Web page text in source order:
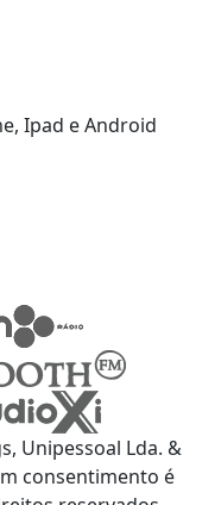
Ipad e Android
Unipessoal Lda. &
consentimento é